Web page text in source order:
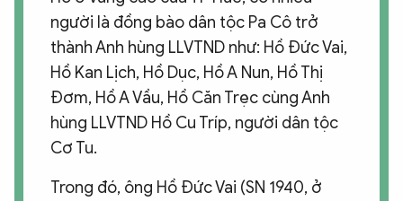
người là đồng bào dân tộc Pa Cô trở
thành Anh hùng LLVTND như: Hồ Đức Vai,
Hồ Kan Lịch, Hồ Dục, Hồ A Nun, Hồ Thị
Đơm, Hồ A Vầu, Hồ Căn Trẹc cùng Anh
hùng LLVTND Hồ Cu Tríp, người dân tộc
Cơ Tu.
Trong đó, ông Hồ Đức Vai (SN 1940, ở